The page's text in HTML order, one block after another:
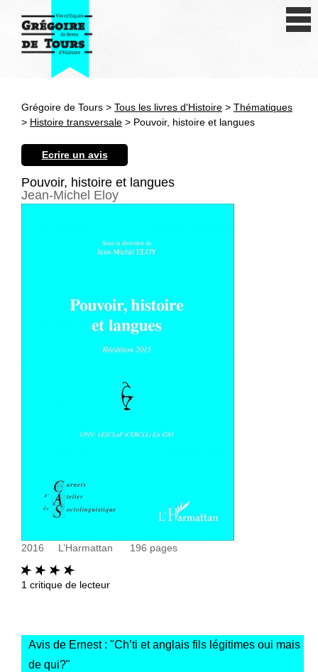
Antiquité
Epoque moderne
Révolution et XIXe siècle
XXe siècle
Thématiques
Grégoire de Tours > Tous les livres d'Histoire > Thématiques
> Histoire transversale > Pouvoir, histoire et langues
Ecrire un avis
Pouvoir, histoire et langues
Jean-Michel Eloy
2016 L’Harmattan 196 pages
1 critique de lecteur
Avis de Ernest : "Ch’ti et anglais fils légitimes oui mais
de qui?"